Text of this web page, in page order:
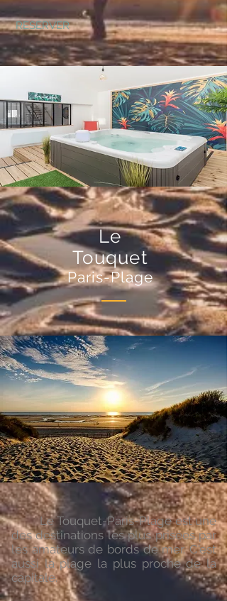
RESERVER
Le
Touquet
Paris-Plage
Le Touquet-Paris-Plage est une
des destinations les plus prisées par
les amateurs de bords de mer. C'est
aussi la plage la plus proche de la
capitale.